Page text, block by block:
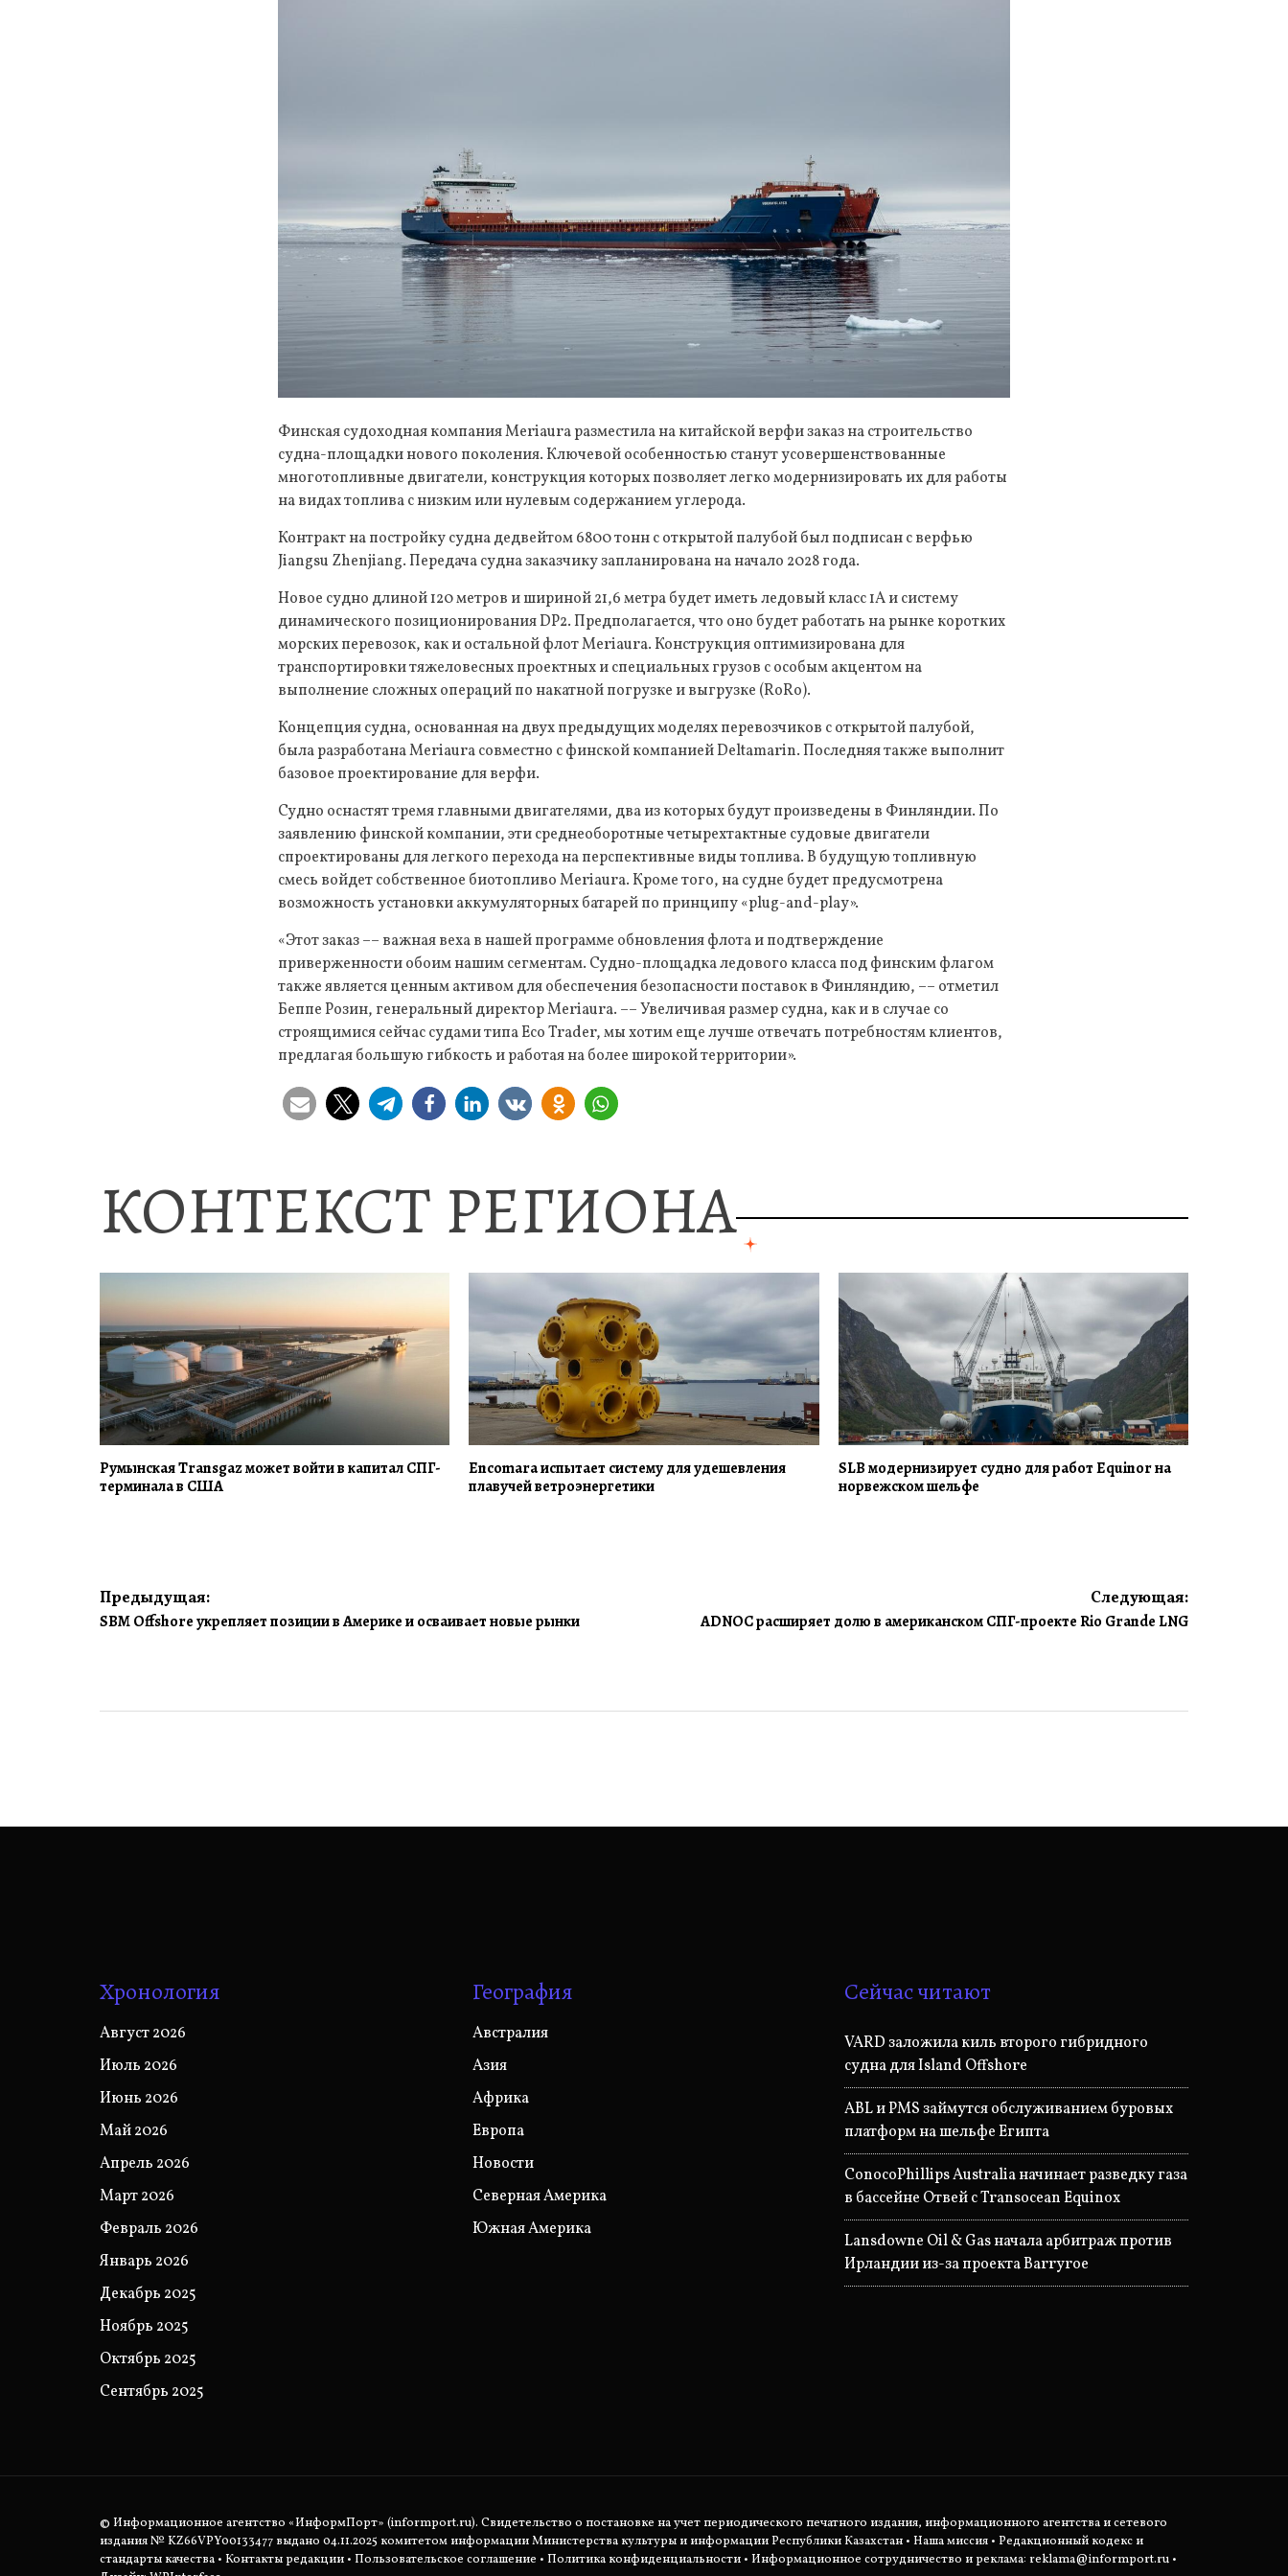
Финская судоходная компания Meriaura разместила на китайской верфи заказ на строительство
судна-площадки нового поколения. Ключевой особенностью станут усовершенствованные
многотопливные двигатели, конструкция которых позволяет легко модернизировать их для работы
на видах топлива с низким или нулевым содержанием углерода.
Контракт на постройку судна дедвейтом 6800 тонн с открытой палубой был подписан с верфью
Jiangsu Zhenjiang. Передача судна заказчику запланирована на начало 2028 года.
Новое судно длиной 120 метров и шириной 21,6 метра будет иметь ледовый класс 1А и систему
динамического позиционирования DP2. Предполагается, что оно будет работать на рынке коротких
морских перевозок, как и остальной флот Meriaura. Конструкция оптимизирована для
транспортировки тяжеловесных проектных и специальных грузов с особым акцентом на
выполнение сложных операций по накатной погрузке и выгрузке (RoRo).
Концепция судна, основанная на двух предыдущих моделях перевозчиков с открытой палубой,
была разработана Meriaura совместно с финской компанией Deltamarin. Последняя также выполнит
базовое проектирование для верфи.
Судно оснастят тремя главными двигателями, два из которых будут произведены в Финляндии. По
заявлению финской компании, эти среднеоборотные четырехтактные судовые двигатели
спроектированы для легкого перехода на перспективные виды топлива. В будущую топливную
смесь войдет собственное биотопливо Meriaura. Кроме того, на судне будет предусмотрена
возможность установки аккумуляторных батарей по принципу «plug-and-play».
«Этот заказ –– важная веха в нашей программе обновления флота и подтверждение
приверженности обоим нашим сегментам. Судно-площадка ледового класса под финским флагом
также является ценным активом для обеспечения безопасности поставок в Финляндию, –– отметил
Беппе Розин, генеральный директор Meriaura. –– Увеличивая размер судна, как и в случае со
строящимися сейчас судами типа Eco Trader, мы хотим еще лучше отвечать потребностям клиентов,
предлагая большую гибкость и работая на более широкой территории».
КОНТЕКСТ РЕГИОНА
Румынская Transgaz может войти в капитал СПГ-
терминала в США
Encomara испытает систему для удешевления
плавучей ветроэнергетики
SLB модернизирует судно для работ Equinor на
норвежском шельфе
Навигация
Предыдущая:
SBM Offshore укрепляет позиции в Америке и осваивает новые рынки
Следующая:
ADNOC расширяет долю в американском СПГ-проекте Rio Grande LNG
Хронология
Август 2026
Июль 2026
Июнь 2026
Май 2026
Апрель 2026
Март 2026
Февраль 2026
Январь 2026
Декабрь 2025
Ноябрь 2025
Октябрь 2025
Сентябрь 2025
География
Австралия
Азия
Африка
Европа
Новости
Северная Америка
Южная Америка
Сейчас читают
VARD заложила киль второго гибридного
судна для Island Offshore
ABL и PMS займутся обслуживанием буровых
платформ на шельфе Египта
ConocoPhillips Australia начинает разведку газа
в бассейне Отвей с Transocean Equinox
Lansdowne Oil & Gas начала арбитраж против
Ирландии из-за проекта Barryroe
© Информационное агентство «ИнформПорт» (informport.ru). Свидетельство о постановке на учет периодического печатного издания, информационного агентства и сетевого
издания № KZ66VPY00133477 выдано 04.11.2025 комитетом информации Министерства культуры и информации Республики Казахстан •Наша миссия •Редакционный кодекс и
стандарты качества •Контакты редакции •Пользовательское соглашение •Политика конфиденциальности • Информационное сотрудничество и реклама:reklama@informport.ru •